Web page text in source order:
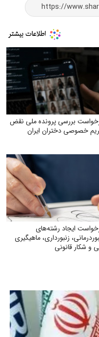
بررسی پرونده ملی نقض
خصوصی دختران ایران
ایجاد رشته‌های
زنبورداری، ماهیگیری
و شکار قانونی